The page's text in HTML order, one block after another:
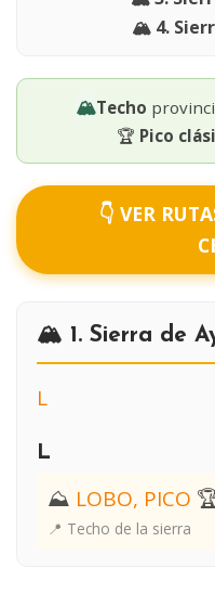
🏔️ 4.
🏔️Techo
🏆 Pico
👇 VER
🏔️ 1. Sierra de
L
L
⛰ LOBO, PICO
📍 Techo de la sierra